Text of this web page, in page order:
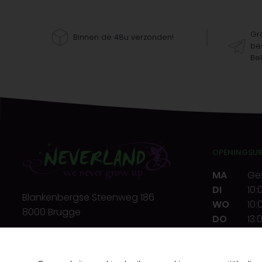
Binnen de 48u verzonden!
Blankenbergse Steenweg 186
8000 Brugge
MA
DI
WO
DO